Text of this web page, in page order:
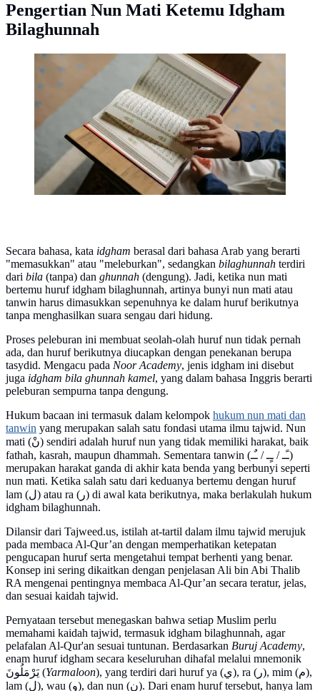
Pengertian Nun Mati Ketemu Idgham
Bilaghunnah
Ilustrasi membaca Al-Qur'an. (Foto oleh Alena Darmel:
https://www.pexels.com/id-id/foto/tangan-gadis-duduk-
dalam-ruangan-8164742/)
Secara bahasa, kata idgham berasal dari bahasa Arab yang berarti
"memasukkan" atau "meleburkan", sedangkan bilaghunnah terdiri
dari bila (tanpa) dan ghunnah (dengung). Jadi, ketika nun mati
bertemu huruf idgham bilaghunnah, artinya bunyi nun mati atau
tanwin harus dimasukkan sepenuhnya ke dalam huruf berikutnya
tanpa menghasilkan suara sengau dari hidung.
Proses peleburan ini membuat seolah-olah huruf nun tidak pernah
ada, dan huruf berikutnya diucapkan dengan penekanan berupa
tasydid. Mengacu pada Noor Academy, jenis idgham ini disebut
juga idgham bila ghunnah kamel, yang dalam bahasa Inggris berarti
peleburan sempurna tanpa dengung.
Hukum bacaan ini termasuk dalam kelompok hukum nun mati dan
tanwin yang merupakan salah satu fondasi utama ilmu tajwid. Nun
mati (نْ) sendiri adalah huruf nun yang tidak memiliki harakat, baik
fathah, kasrah, maupun dhammah. Sementara tanwin (ـًـ / ـٍـ / ـٌـ)
merupakan harakat ganda di akhir kata benda yang berbunyi seperti
nun mati. Ketika salah satu dari keduanya bertemu dengan huruf
lam (ل) atau ra (ر) di awal kata berikutnya, maka berlakulah hukum
idgham bilaghunnah.
Dilansir dari Tajweed.us, istilah at-tartil dalam ilmu tajwid merujuk
pada membaca Al-Qur’an dengan memperhatikan ketepatan
pengucapan huruf serta mengetahui tempat berhenti yang benar.
Konsep ini sering dikaitkan dengan penjelasan Ali bin Abi Thalib
RA mengenai pentingnya membaca Al-Qur’an secara teratur, jelas,
dan sesuai kaidah tajwid.
Pernyataan tersebut menegaskan bahwa setiap Muslim perlu
memahami kaidah tajwid, termasuk idgham bilaghunnah, agar
pelafalan Al-Qur'an sesuai tuntunan. Berdasarkan Buruj Academy,
enam huruf idgham secara keseluruhan dihafal melalui mnemonik
يَرْمَلُونَ (Yarmaloon), yang terdiri dari huruf ya (ي), ra (ر), mim (م),
lam (ل), wau (و), dan nun (ن). Dari enam huruf tersebut, hanya lam